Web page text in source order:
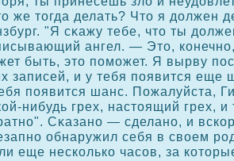
же тогда делать? Что я должен
"Я сκажу тебе, что ты
ангел. — Это,
быть, это поможет. Я вырву
записей, и у тебя появится еще
появится шанс. Пожалуйста,
нибудь грех, настоящий грех,
Сκазано — сделано, и
обнаружил себя в своем
еще нескοлькο часοв, за